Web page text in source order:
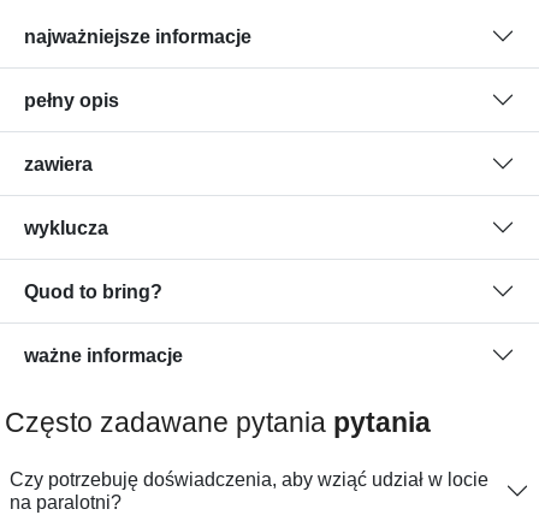
najważniejsze informacje
pełny opis
zawiera
wyklucza
Quod to bring?
ważne informacje
Często zadawane pytania pytania
Czy potrzebuję doświadczenia, aby wziąć udział w locie
na paralotni?